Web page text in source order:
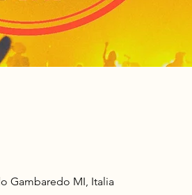
Gambaredo MI, Italia